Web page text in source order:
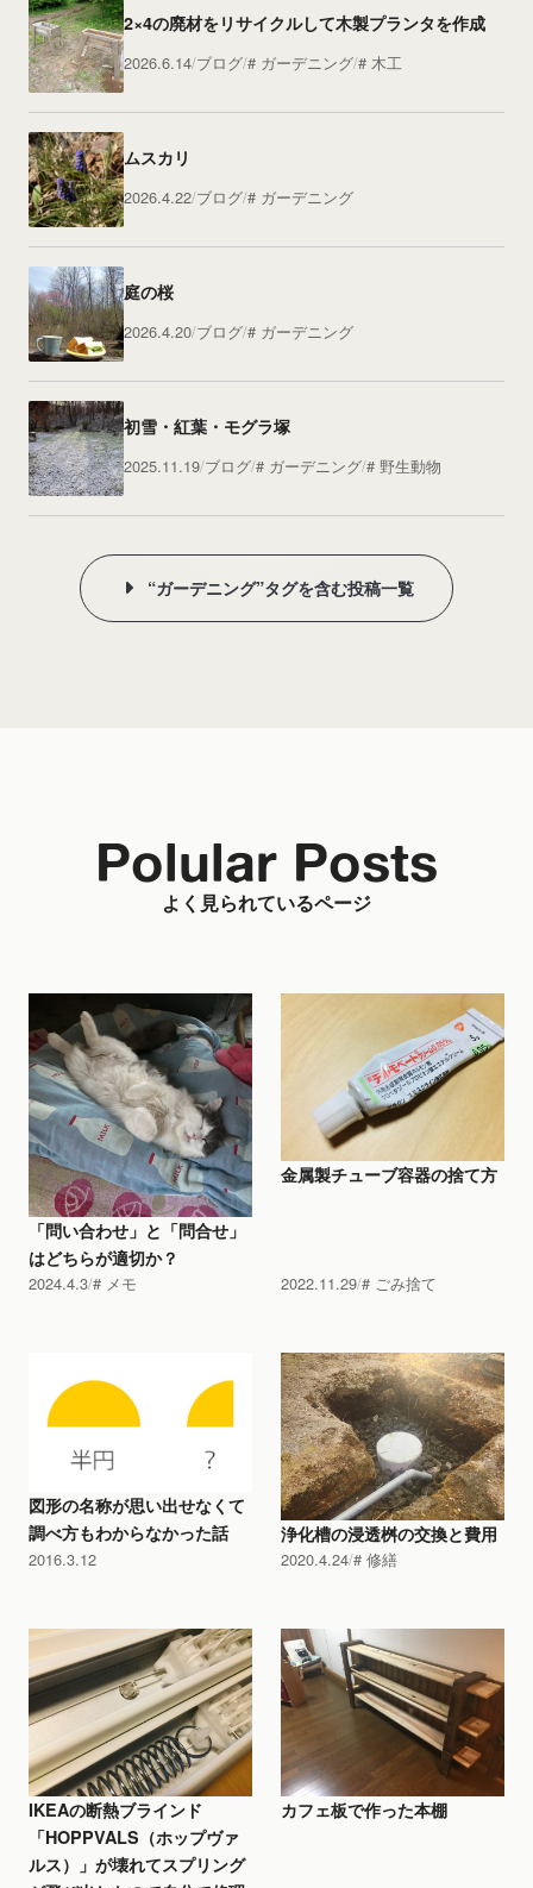
2×4の廃材をリサイクルして木製プランタを作成
2026.6.14 ブログ ガーデニング 木工
ムスカリ
2026.4.22 ブログ ガーデニング
庭の桜
2026.4.20 ブログ ガーデニング
初雪・紅葉・モグラ塚
2025.11.19 ブログ ガーデニング 野生動物
“ガーデニング”タグを含む投稿一覧
よく見られているページ
Polular Posts
「問い合わせ」と「問合せ」
はどちらが適切か？
2024.4.3 メモ
金属製チューブ容器の捨て方
2022.11.29 ごみ捨て
図形の名称が思い出せなくて
調べ方もわからなかった話
2016.3.12
浄化槽の浸透桝の交換と費用
2020.4.24 修繕
IKEAの断熱ブラインド
「HOPPVALS（ホップヴァ
ルス）」が壊れてスプリング
カフェ板で作った本棚